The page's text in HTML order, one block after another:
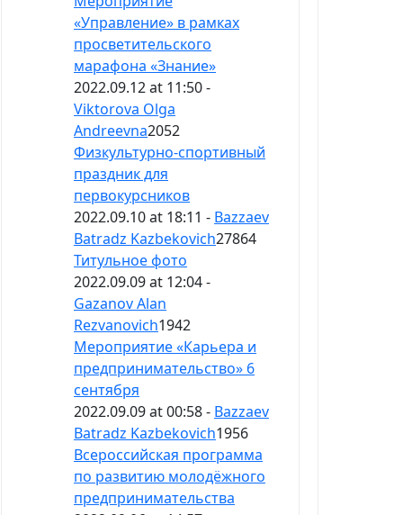
«Управление» в рамках
просветительского
марафона «Знание»
2022.09.12 at 11:50 -
Viktorova Olga
Andreevna2052
Физкультурно-спортивный
праздник для
первокурсников
2022.09.10 at 18:11 - Bazzaev
Batradz Kazbekovich27864
Титульное фото
2022.09.09 at 12:04 -
Gazanov Alan
Rezvanovich1942
Мероприятие «Карьера и
предпринимательство» 6
сентября
2022.09.09 at 00:58 - Bazzaev
Batradz Kazbekovich1956
Всероссийская программа
по развитию молодёжного
предпринимательства